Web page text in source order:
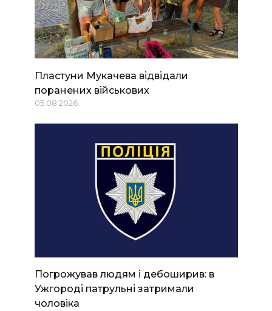
Пластуни Мукачева відвідали
поранених військових
05.08.2026
Погрожував людям і дебоширив: в
Ужгороді патрульні затримали
чоловіка